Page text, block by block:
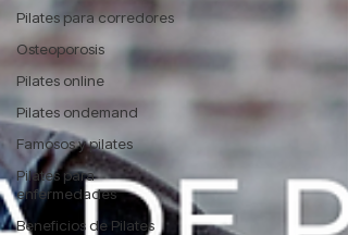
Pilates para corredores
Osteoporosis
Pilates online
Pilates ondemand
Famosos y pilates
Pilates para
enfermedades
Beneficios de Pilates